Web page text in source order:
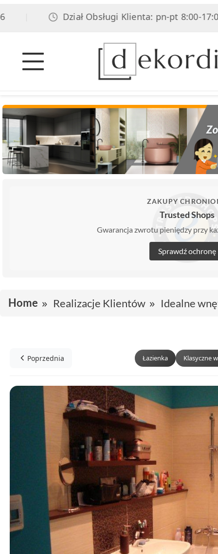
Dział Obsługi Klienta: pn-pt 8:00-17:00,
ZAKUPY
Trusted Shops
Gwarancja zwrotu pieniędzy przy
Sprawdź ochronę
Home Realizacje Klientów Idealne
Poprzednia Łazienka Klasyczne